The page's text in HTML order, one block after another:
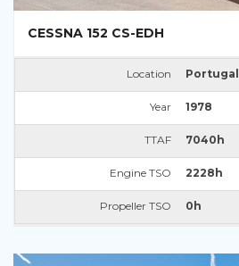
CESSNA 152 CS-EDH
Location Portugal
Year 1978
TTAF 7040h
Engine TSO 2228h
Propeller TSO 0h